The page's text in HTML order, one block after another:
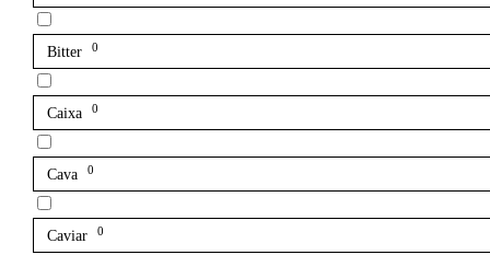
Bitter 0
Caixa 0
Cava 0
Caviar 0